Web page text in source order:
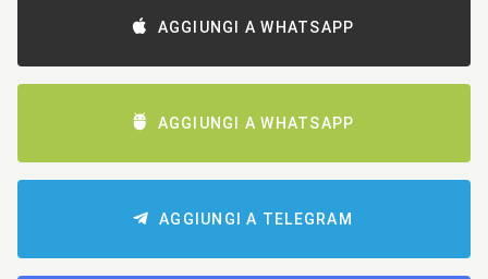
AGGIUNGI A WHATSAPP
AGGIUNGI A WHATSAPP
AGGIUNGI A TELEGRAM